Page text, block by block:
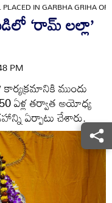
IN GARBHA GRIHA
‘రామ్ లల్లా’
PM
కార్యక్రమానికి ముందు
ఏళ్ల తర్వాత అయోధ్య
ఏర్పాటు చేశారు.